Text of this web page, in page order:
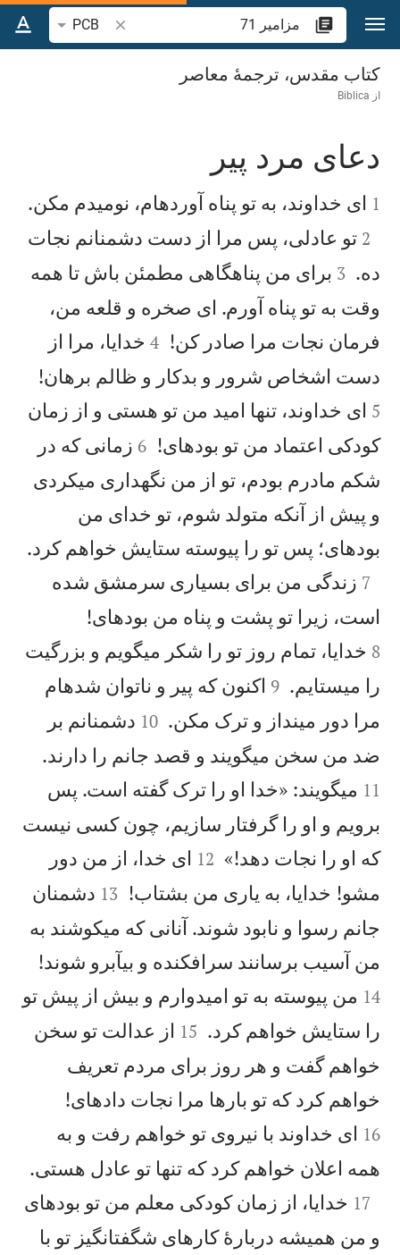
پرش به محتوا
جستجوی آیه یا
PCB
مزامير 71
کتاب مقدس، ترجمۀ معاصر
از Biblica

دعای مرد پير

1 ای خداوند، به تو پناه آوردهام، نوميدم مكن.

2 تو عادلی، پس مرا از دست دشمنانم نجات
ده. 

3 برای من پناهگاهی مطمئن باش تا همه
وقت به تو پناه آورم. ای صخره و قلعه من،
فرمان نجات مرا صادر كن! 

4 خدايا، مرا از
دست اشخاص شرور و بدكار و ظالم برهان!
5 ای خداوند، تنها اميد من تو هستی و از زمان
كودكی اعتماد من تو بودهای! 

6 زمانی كه در
شكم مادرم بودم، تو از من نگهداری میكردی
و پيش از آنكه متولد شوم، تو خدای من
بودهای؛ پس تو را پيوسته ستايش خواهم كرد.

7 زندگی من برای بسياری سرمشق شده
است، زيرا تو پشت و پناه من بودهای!
8 خدايا، تمام روز تو را شكر میگويم و بزرگيت
را میستايم. 

9 اكنون كه پير و ناتوان شدهام
مرا دور مينداز و ترک مكن. 

10 دشمنانم بر
ضد من سخن میگويند و قصد جانم را دارند.
11 میگويند: «خدا او را ترک گفته است. پس
برويم و او را گرفتار سازيم، چون كسی نيست
كه او را نجات دهد!»

12 ای خدا، از من دور
مشو! خدايا، به ياری من بشتاب! 

13 دشمنان
جانم رسوا و نابود شوند. آنانی كه میكوشند به
من آسيب برسانند سرافكنده و بیآبرو شوند!
14 من پيوسته به تو اميدوارم و بيش از پيش تو
را ستايش خواهم كرد. 

15 از عدالت تو سخن
خواهم گفت و هر روز برای مردم تعريف
خواهم كرد كه تو بارها مرا نجات دادهای!
16 ای خداوند با نيروی تو خواهم رفت و به
همه اعلان خواهم كرد كه تنها تو عادل هستی.

17 خدايا، از زمان كودكی معلم من تو بودهای
و من هميشه دربارهٔ كارهای شگفتانگيز تو با